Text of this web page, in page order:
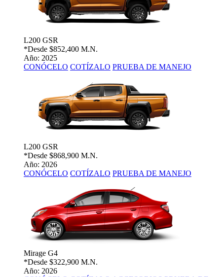
L200 GSR
*Desde $852,400 M.N.
Año: 2025
CONÓCELO COTÍZALO PRUEBA DE MANEJO
L200 GSR
*Desde $868,900 M.N.
Año: 2026
CONÓCELO COTÍZALO PRUEBA DE MANEJO
Mirage G4
*Desde $322,900 M.N.
Año: 2026